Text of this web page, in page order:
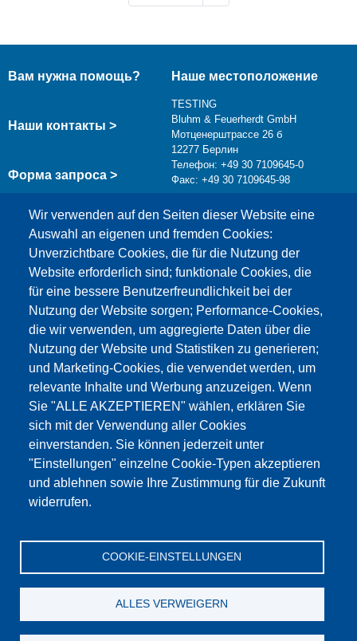
Wir verwenden auf den Seiten dieser Website eine
Auswahl an eigenen und fremden Cookies:
Unverzichtbare Cookies, die für die Nutzung der
Website erforderlich sind; funktionale Cookies, die
für eine bessere Benutzerfreundlichkeit bei der
Nutzung der Website sorgen; Performance-Cookies,
die wir verwenden, um aggregierte Daten über die
Nutzung der Website und Statistiken zu generieren;
und Marketing-Cookies, die verwendet werden, um
relevante Inhalte und Werbung anzuzeigen. Wenn
Sie "ALLE AKZEPTIEREN" wählen, erklären Sie
sich mit der Verwendung aller Cookies
einverstanden. Sie können jederzeit unter
"Einstellungen" einzelne Cookie-Typen akzeptieren
und ablehnen sowie Ihre Zustimmung für die Zukunft
widerrufen.
COOKIE-EINSTELLUNGEN
ALLES VERWEIGERN
Вам нужна помощь?
Наши контакты >
Форма запроса >
Наше местоположение
TESTING
Bluhm & Feuerherdt GmbH
Мотценерштрассе 26 б
12277 Берлин
Телефон: +49 30 7109645-0
Факс: +49 30 7109645-98
info@testing.de
Этот материал заблокирован, потому что
файлы cookie Google Maps не были приняты.
НЕОБХОДИМО ПРИНЯТЬ ТОЛЬКО
ФАЙЛЫ COOKIE GOOGLE MAPS.
Alle Cookies akzeptieren